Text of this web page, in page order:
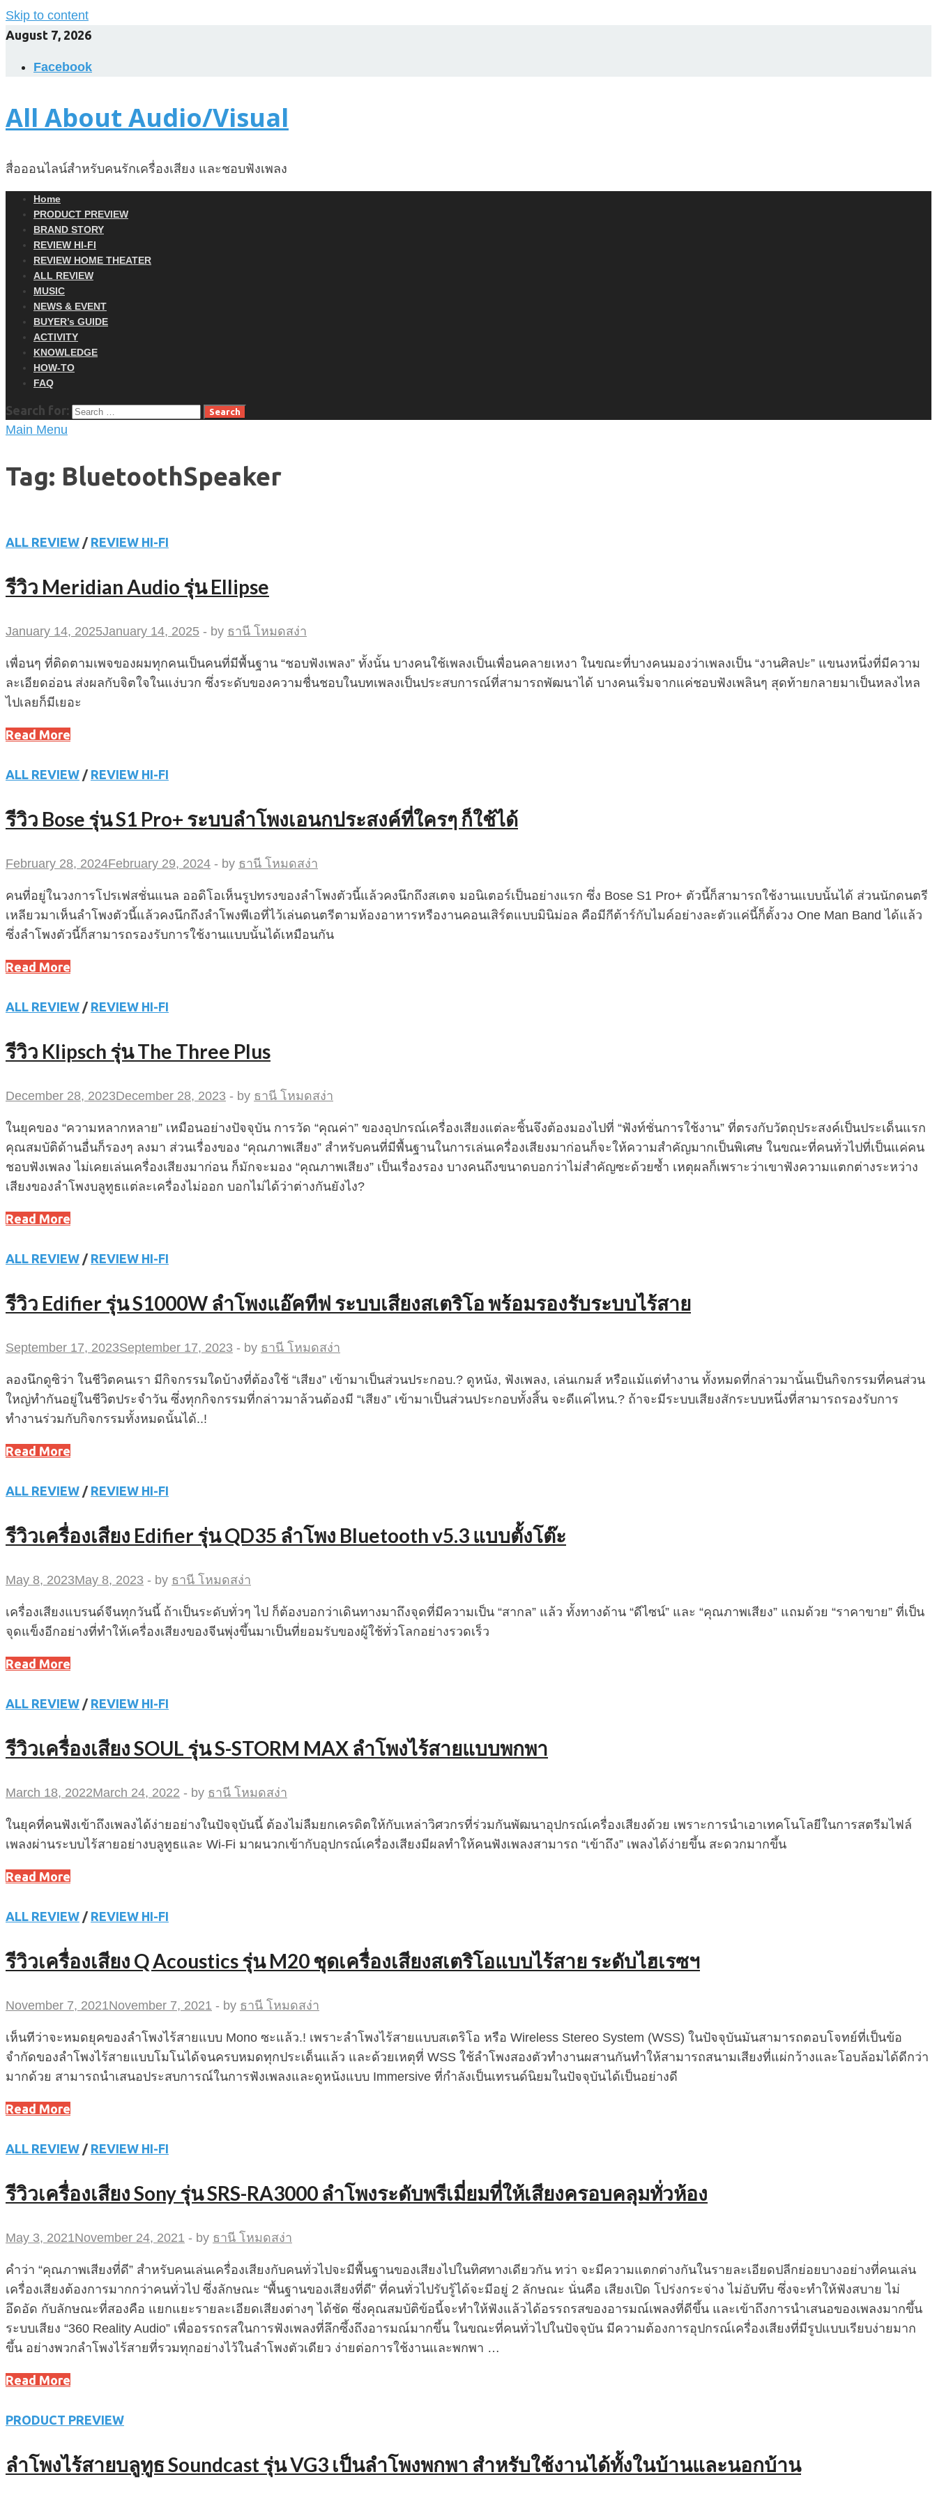
Skip to content
August 7, 2026
Facebook
All About Audio/Visual
สื่อออนไลน์สำหรับคนรักเครื่องเสียง และชอบฟังเพลง
Home
PRODUCT PREVIEW
BRAND STORY
REVIEW HI-FI
REVIEW HOME THEATER
ALL REVIEW
MUSIC
NEWS & EVENT
BUYER’s GUIDE
ACTIVITY
KNOWLEDGE
HOW-TO
FAQ
Search for:
Main Menu
Tag: BluetoothSpeaker
ALL REVIEW / REVIEW HI-FI
รีวิว Meridian Audio รุ่น Ellipse
January 14, 2025January 14, 2025 - by ธานี โหมดสง่า
เพื่อนๆ ที่ติดตามเพจของผมทุกคนเป็นคนที่มีพื้นฐาน “ชอบฟังเพลง” ทั้งนั้น บางคนใช้เพลงเป็นเพื่อนคลายเหงา ในขณะที่บางคนมองว่าเพลงเป็น “งานศิลปะ” แขนงหนึ่งที่มีความ
ละเอียดอ่อน ส่งผลกับจิตใจในแง่บวก ซึ่งระดับของความชื่นชอบในบทเพลงเป็นประสบการณ์ที่สามารถพัฒนาได้ บางคนเริ่มจากแค่ชอบฟังเพลินๆ สุดท้ายกลายมาเป็นหลงไหล
ไปเลยก็มีเยอะ
Read More
ALL REVIEW / REVIEW HI-FI
รีวิว Bose รุ่น S1 Pro+ ระบบลำโพงเอนกประสงค์ที่ใครๆ ก็ใช้ได้
February 28, 2024February 29, 2024 - by ธานี โหมดสง่า
คนที่อยู่ในวงการโปรเฟสชั่นแนล ออดิโอเห็นรูปทรงของลำโพงตัวนี้แล้วคงนึกถึงสเตจ มอนิเตอร์เป็นอย่างแรก ซึ่ง Bose S1 Pro+ ตัวนี้ก็สามารถใช้งานแบบนั้นได้ ส่วนนักดนตรี
เหลียวมาเห็นลำโพงตัวนี้แล้วคงนึกถึงลำโพงพีเอที่ไว้เล่นดนตรีตามห้องอาหารหรืองานคอนเสิร์ตแบบมินิม่อล คือมีกีต้าร์กับไมค์อย่างละตัวแค่นี้ก็ตั้งวง One Man Band ได้แล้ว
ซึ่งลำโพงตัวนี้ก็สามารถรองรับการใช้งานแบบนั้นได้เหมือนกัน
Read More
ALL REVIEW / REVIEW HI-FI
รีวิว Klipsch รุ่น The Three Plus
December 28, 2023December 28, 2023 - by ธานี โหมดสง่า
ในยุคของ “ความหลากหลาย” เหมือนอย่างปัจจุบัน การวัด “คุณค่า” ของอุปกรณ์เครื่องเสียงแต่ละชิ้นจึงต้องมองไปที่ “ฟังท์ชั่นการใช้งาน” ที่ตรงกับวัตถุประสงค์เป็นประเด็นแรก
คุณสมบัติด้านอื่นก็รองๆ ลงมา ส่วนเรื่องของ “คุณภาพเสียง” สำหรับคนที่มีพื้นฐานในการเล่นเครื่องเสียงมาก่อนก็จะให้ความสำคัญมากเป็นพิเศษ ในขณะที่คนทั่วไปที่เป็นแค่คน
ชอบฟังเพลง ไม่เคยเล่นเครื่องเสียงมาก่อน ก็มักจะมอง “คุณภาพเสียง” เป็นเรื่องรอง บางคนถึงขนาดบอกว่าไม่สำคัญซะด้วยซ้ำ เหตุผลก็เพราะว่าเขาฟังความแตกต่างระหว่าง
เสียงของลำโพงบลูทูธแต่ละเครื่องไม่ออก บอกไม่ได้ว่าต่างกันยังไง?
Read More
ALL REVIEW / REVIEW HI-FI
รีวิว Edifier รุ่น S1000W ลำโพงแอ๊คทีฟ ระบบเสียงสเตริโอ พร้อมรองรับระบบไร้สาย
September 17, 2023September 17, 2023 - by ธานี โหมดสง่า
ลองนึกดูซิว่า ในชีวิตคนเรา มีกิจกรรมใดบ้างที่ต้องใช้ “เสียง” เข้ามาเป็นส่วนประกอบ.? ดูหนัง, ฟังเพลง, เล่นเกมส์ หรือแม้แต่ทำงาน ทั้งหมดที่กล่าวมานั้นเป็นกิจกรรมที่คนส่วน
ใหญ่ทำกันอยู่ในชีวิตประจำวัน ซึ่งทุกกิจกรรมที่กล่าวมาล้วนต้องมี “เสียง” เข้ามาเป็นส่วนประกอบทั้งสิ้น จะดีแค่ไหน.? ถ้าจะมีระบบเสียงสักระบบหนึ่งที่สามารถรองรับการ
ทำงานร่วมกับกิจกรรมทั้งหมดนั้นได้..!
Read More
ALL REVIEW / REVIEW HI-FI
รีวิวเครื่องเสียง Edifier รุ่น QD35 ลำโพง Bluetooth v5.3 แบบตั้งโต๊ะ
May 8, 2023May 8, 2023 - by ธานี โหมดสง่า
เครื่องเสียงแบรนด์จีนทุกวันนี้ ถ้าเป็นระดับทั่วๆ ไป ก็ต้องบอกว่าเดินทางมาถึงจุดที่มีความเป็น “สากล” แล้ว ทั้งทางด้าน “ดีไซน์” และ “คุณภาพเสียง” แถมด้วย “ราคาขาย” ที่เป็น
จุดแข็งอีกอย่างที่ทำให้เครื่องเสียงของจีนพุ่งขึ้นมาเป็นที่ยอมรับของผู้ใช้ทั่วโลกอย่างรวดเร็ว
Read More
ALL REVIEW / REVIEW HI-FI
รีวิวเครื่องเสียง SOUL รุ่น S-STORM MAX ลำโพงไร้สายแบบพกพา
March 18, 2022March 24, 2022 - by ธานี โหมดสง่า
ในยุคที่คนฟังเข้าถึงเพลงได้ง่ายอย่างในปัจจุบันนี้ ต้องไม่ลืมยกเครดิตให้กับเหล่าวิศวกรที่ร่วมกันพัฒนาอุปกรณ์เครื่องเสียงด้วย เพราะการนำเอาเทคโนโลยีในการสตรีมไฟล์
เพลงผ่านระบบไร้สายอย่างบลูทูธและ Wi-Fi มาผนวกเข้ากับอุปกรณ์เครื่องเสียงมีผลทำให้คนฟังเพลงสามารถ “เข้าถึง” เพลงได้ง่ายขึ้น สะดวกมากขึ้น
Read More
ALL REVIEW / REVIEW HI-FI
รีวิวเครื่องเสียง Q Acoustics รุ่น M20 ชุดเครื่องเสียงสเตริโอแบบไร้สาย ระดับไฮเรซฯ
November 7, 2021November 7, 2021 - by ธานี โหมดสง่า
เห็นทีว่าจะหมดยุคของลำโพงไร้สายแบบ Mono ซะแล้ว.! เพราะลำโพงไร้สายแบบสเตริโอ หรือ Wireless Stereo System (WSS) ในปัจจุบันมันสามารถตอบโจทย์ที่เป็นข้อ
จำกัดของลำโพงไร้สายแบบโมโนได้จนครบหมดทุกประเด็นแล้ว และด้วยเหตุที่ WSS ใช้ลำโพงสองตัวทำงานผสานกันทำให้สามารถสนามเสียงที่แผ่กว้างและโอบล้อมได้ดีกว่า
มากด้วย สามารถนำเสนอประสบการณ์ในการฟังเพลงและดูหนังแบบ Immersive ที่กำลังเป็นเทรนด์นิยมในปัจจุบันได้เป็นอย่างดี
Read More
ALL REVIEW / REVIEW HI-FI
รีวิวเครื่องเสียง Sony รุ่น SRS-RA3000 ลำโพงระดับพรีเมี่ยมที่ให้เสียงครอบคลุมทั่วห้อง
May 3, 2021November 24, 2021 - by ธานี โหมดสง่า
คำว่า “คุณภาพเสียงที่ดี” สำหรับคนเล่นเครื่องเสียงกับคนทั่วไปจะมีพื้นฐานของเสียงไปในทิศทางเดียวกัน ทว่า จะมีความแตกต่างกันในรายละเอียดปลีกย่อยบางอย่างที่คนเล่น
เครื่องเสียงต้องการมากกว่าคนทั่วไป ซึ่งลักษณะ “พื้นฐานของเสียงที่ดี” ที่คนทั่วไปรับรู้ได้จะมีอยู่ 2 ลักษณะ นั่นคือ เสียงเปิด โปร่งกระจ่าง ไม่อับทึบ ซึ่งจะทำให้ฟังสบาย ไม่
อึดอัด กับลักษณะที่สองคือ แยกแยะรายละเอียดเสียงต่างๆ ได้ชัด ซึ่งคุณสมบัติข้อนี้จะทำให้ฟังแล้วได้อรรถรสของอารมณ์เพลงที่ดีขึ้น และเข้าถึงการนำเสนอของเพลงมากขึ้น
ระบบเสียง “360 Reality Audio” เพื่ออรรถรสในการฟังเพลงที่ลึกซึ้งถึงอารมณ์มากขึ้น ในขณะที่คนทั่วไปในปัจจุบัน มีความต้องการอุปกรณ์เครื่องเสียงที่มีรูปแบบเรียบง่ายมาก
ขึ้น อย่างพวกลำโพงไร้สายที่รวมทุกอย่างไว้ในลำโพงตัวเดียว ง่ายต่อการใช้งานและพกพา …
Read More
PRODUCT PREVIEW
ลำโพงไร้สายบลูทูธ Soundcast รุ่น VG3 เป็นลำโพงพกพา สำหรับใช้งานได้ทั้งในบ้านและนอกบ้าน